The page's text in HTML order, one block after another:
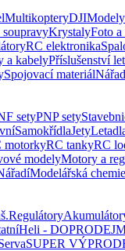
MultikopteryDJI
soupravyKrystalyFoto
RC elektronika
a kabelyPříslušenství
Spojovací materiál
setyPNP sety
SamokřídlaJety
motorkyRC tankyRC
modelyMotory a
Modelářská chemie
Regulátory
Heli - DOPRODEJ
SUPER